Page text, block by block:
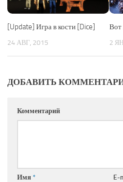
[Update] Игра в кости [Dice]
24 АВГ, 2015
Вот
2
ДОБАВИТЬ
Комментарий
Имя * E-